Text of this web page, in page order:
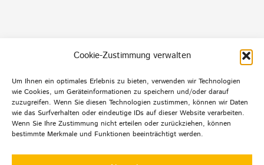
Cookie-Zustimmung verwalten
Um Ihnen ein optimales Erlebnis zu bieten, verwenden wir Technologien
wie Cookies, um Geräteinformationen zu speichern und/oder darauf
zuzugreifen. Wenn Sie diesen Technologien zustimmen, können wir Daten
wie das Surfverhalten oder eindeutige IDs auf dieser Website verarbeiten.
Wenn Sie Ihre Zustimmung nicht erteilen oder zurückziehen, können
bestimmte Merkmale und Funktionen beeinträchtigt werden.
Default Footer Text